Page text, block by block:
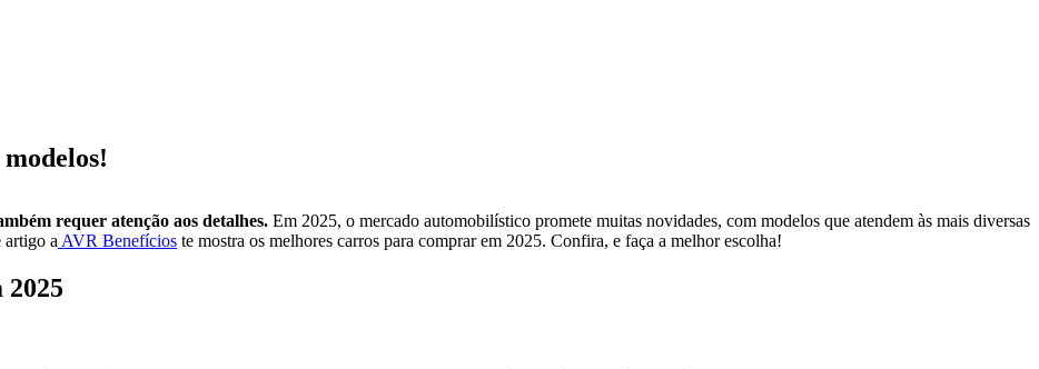
requer atenção aos detalhes. Em 2025, o mercado automobilístico promete muitas novidades, com modelos que atendem às mais diversas
artigo a AVR Benefícios te mostra os melhores carros para comprar em 2025. Confira, e faça a melhor escolha!